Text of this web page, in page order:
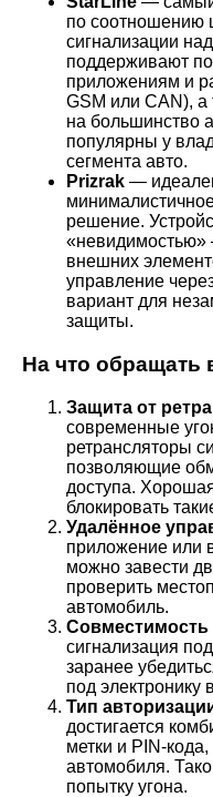
по соотношению
сигнализации
поддерживают
приложениям и
GSM или CAN), а
на большинство
популярны у
сегмента авто.
Prizrak —
решение.
«невидимостью»
внешних
управление
вариант для
защиты.
На что обращать
Защита от
современные
ретрансляторы
позволяющие
доступа.
блокировать
Удалённое
приложение или
можно завести
проверить
автомобиль.
сигнализация
заранее
под электронику
Тип
достигается
метки и PIN-
автомобиля.
попытку угона.